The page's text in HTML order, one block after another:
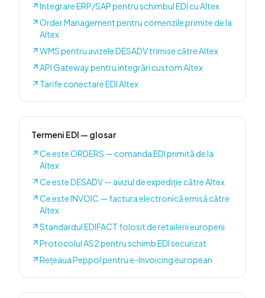
Integrare ERP/SAP pentru schimbul EDI cu Altex
Order Management pentru comenzile primite de la
Altex
WMS pentru avizele DESADV trimise către Altex
API Gateway pentru integrări custom Altex
Tarife conectare EDI Altex
Termeni EDI — glosar
Ce este ORDERS — comanda EDI primită de la
Altex
Ce este DESADV — avizul de expediție către Altex
Ce este INVOIC — factura electronică emisă către
Altex
Standardul EDIFACT folosit de retailerii europeni
Protocolul AS2 pentru schimb EDI securizat
Rețeaua Peppol pentru e-Invoicing european